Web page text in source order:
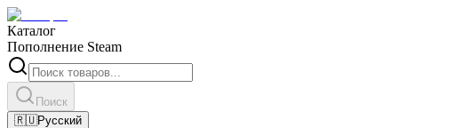
Каталог
Пополнение Steam
Поиск
🇷🇺Русский